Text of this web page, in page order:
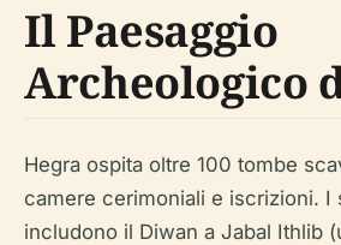
Il Paesaggio
Archeologico
Hegra ospita oltre 100 tombe
camere cerimoniali e iscrizioni. I
includono il Diwan a Jabal Ithlib